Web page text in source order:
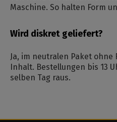
Maschine. So halten Form
Wird diskret geliefert?
Ja, im neutralen Paket ohne
Inhalt. Bestellungen bis 13
selben Tag raus.